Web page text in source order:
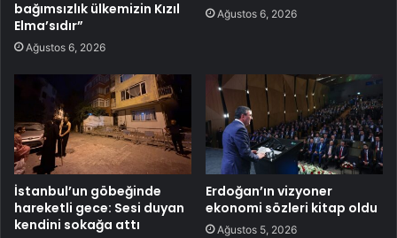
bağımsızlık ülkemizin Kızıl
Elma’sıdır”
Ağustos 6, 2026
Ağustos 6, 2026
İstanbul’un göbeğinde
hareketli gece: Sesi duyan
kendini sokağa attı
Erdoğan’ın vizyoner
ekonomi sözleri kitap oldu
Ağustos 5, 2026